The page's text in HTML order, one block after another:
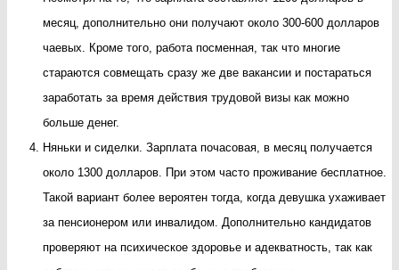
месяц, дополнительно они получают около 300-600 долларов
чаевых. Кроме того, работа посменная, так что многие
стараются совмещать сразу же две вакансии и постараться
заработать за время действия трудовой визы как можно
больше денег.
Няньки и сиделки. Зарплата почасовая, в месяц получается
около 1300 долларов. При этом часто проживание бесплатное.
Такой вариант более вероятен тогда, когда девушка ухаживает
за пенсионером или инвалидом. Дополнительно кандидатов
проверяют на психическое здоровье и адекватность, так как